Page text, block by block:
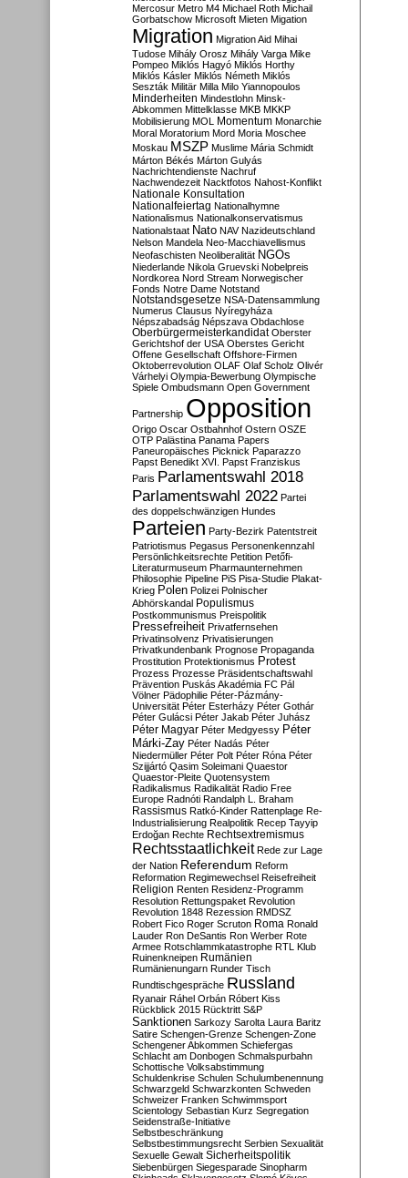
Mercosur Metro M4 Michael Roth Michail
Gorbatschow Microsoft Mieten Migation
Migration Migration Aid Mihai
Tudose Mihály Orosz Mihály Varga Mike
Pompeo Miklós Hagyó Miklós Horthy
Miklós Kásler Miklós Németh Miklós
Seszták Militär Milla Milo Yiannopoulos
Minderheiten Mindestlohn Minsk-
Abkommen Mittelklasse MKB MKKP
Mobilisierung MOL Momentum Monarchie
Moral Moratorium Mord Moria Moschee
Moskau MSZP Muslime Mária Schmidt
Márton Békés Márton Gulyás
Nachrichtendienste Nachruf
Nachwendezeit Nacktfotos Nahost-Konflikt
Nationale Konsultation
Nationalfeiertag Nationalhymne
Nationalismus Nationalkonservatismus
Nationalstaat Nato NAV Nazideutschland
Nelson Mandela Neo-Macchiavellismus
Neofaschisten Neoliberalität NGOs
Niederlande Nikola Gruevski Nobelpreis
Nordkorea Nord Stream Norwegischer
Fonds Notre Dame Notstand
Notstandsgesetze NSA-Datensammlung
Numerus Clausus Nyíregyháza
Népszabadság Népszava Obdachlose
Oberbürgermeisterkandidat Oberster
Gerichtshof der USA Oberstes Gericht
Offene Gesellschaft Offshore-Firmen
Oktoberrevolution OLAF Olaf Scholz Olivér
Várhelyi Olympia-Bewerbung Olympische
Spiele Ombudsmann Open Government
Partnership Opposition
Origo Oscar Ostbahnhof Ostern OSZE
OTP Palästina Panama Papers
Paneuropäisches Picknick Paparazzo
Papst Benedikt XVI. Papst Franziskus
Paris Parlamentswahl 2018
Parlamentswahl 2022 Partei
des doppelschwänzigen Hundes
Parteien Party-Bezirk Patentstreit
Patriotismus Pegasus Personenkennzahl
Persönlichkeitsrechte Petition Petőfi-
Literaturmuseum Pharmaunternehmen
Philosophie Pipeline PiS Pisa-Studie Plakat-
Krieg Polen Polizei Polnischer
Abhörskandal Populismus
Postkommunismus Preispolitik
Pressefreiheit Privatfernsehen
Privatinsolvenz Privatisierungen
Privatkundenbank Prognose Propaganda
Prostitution Protektionismus Protest
Prozess Prozesse Präsidentschaftswahl
Prävention Puskás Akadémia FC Pál
Völner Pädophilie Péter-Pázmány-
Universität Péter Esterházy Péter Gothár
Péter Gulácsi Péter Jakab Péter Juhász
Péter Magyar Péter Medgyessy Péter
Márki-Zay Péter Nadás Péter
Niedermüller Péter Polt Péter Róna Péter
Szijjártó Qasim Soleimani Quaestor
Quaestor-Pleite Quotensystem
Radikalismus Radikalität Radio Free
Europe Radnóti Randalph L. Braham
Rassismus Ratkó-Kinder Rattenplage Re-
Industrialisierung Realpolitik Recep Tayyip
Erdoğan Rechte Rechtsextremismus
Rechtsstaatlichkeit Rede zur Lage
der Nation Referendum Reform
Reformation Regimewechsel Reisefreiheit
Religion Renten Residenz-Programm
Resolution Rettungspaket Revolution
Revolution 1848 Rezession RMDSZ
Robert Fico Roger Scruton Roma Ronald
Lauder Ron DeSantis Ron Werber Rote
Armee Rotschlammkatastrophe RTL Klub
Ruinenkneipen Rumänien
Rumänienungarn Runder Tisch
Rundtischgespräche Russland
Ryanair Ráhel Orbán Róbert Kiss
Rückblick 2015 Rücktritt S&P
Sanktionen Sarkozy Sarolta Laura Baritz
Satire Schengen-Grenze Schengen-Zone
Schengener Abkommen Schiefergas
Schlacht am Donbogen Schmalspurbahn
Schottische Volksabstimmung
Schuldenkrise Schulen Schulumbenennung
Schwarzgeld Schwarzkonten Schweden
Schweizer Franken Schwimmsport
Scientology Sebastian Kurz Segregation
Seidenstraße-Initiative
Selbstbeschränkung
Selbstbestimmungsrecht Serbien Sexualität
Sexuelle Gewalt Sicherheitspolitik
Siebenbürgen Siegesparade Sinopharm